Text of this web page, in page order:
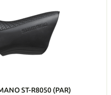
ST-R8050 (PAR)